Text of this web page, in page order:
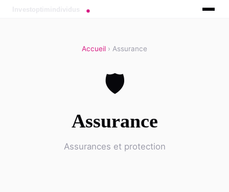
Accueil › Assurance
🛡️
Assurance
Assurances et protection